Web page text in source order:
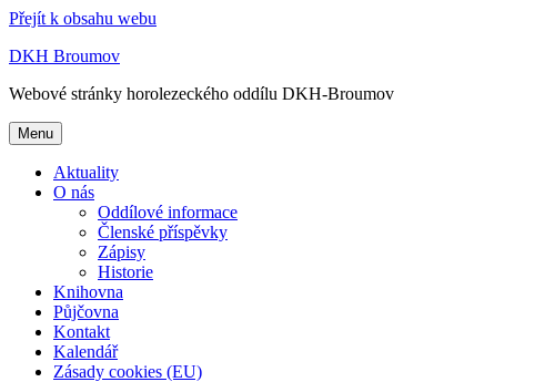
Přejít k obsahu webu
DKH Broumov
Webové stránky horolezeckého oddílu DKH-Broumov
Menu
Aktuality
O nás
Oddílové informace
Členské příspěvky
Zápisy
Historie
Knihovna
Půjčovna
Kontakt
Kalendář
Zásady cookies (EU)